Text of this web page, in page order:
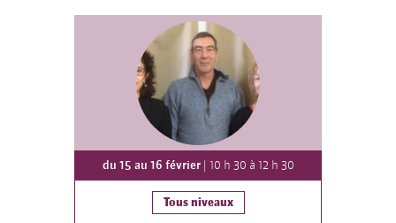
du 15 au 16 février| 10 h 30 à 12 h 30
Tous niveaux